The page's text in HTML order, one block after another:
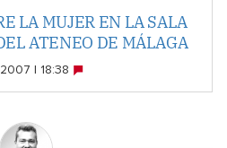
LA MUJER EN LA SALA
ATENEO DE MÁLAGA
| 18:38